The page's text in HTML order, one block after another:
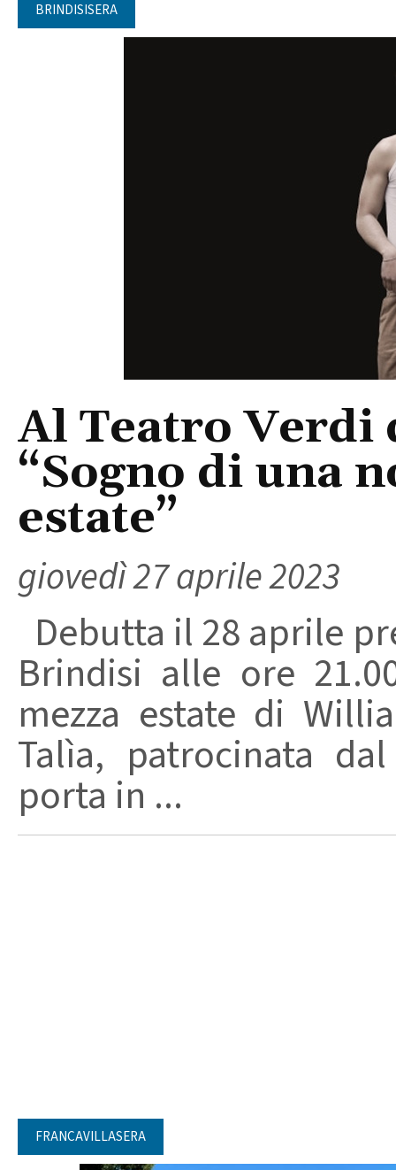
BRINDISISERA
Al Teatro
“Sogno di una
estate”
giovedì 27 aprile 2023
Debutta il 28 aprile
Brindisi alle ore
mezza estate di
Talìa, patrocinata
porta in ...
FRANCAVILLASERA